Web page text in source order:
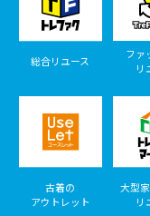
総合リユース
ファ
リ
古着の
アウトレット
大型
リ